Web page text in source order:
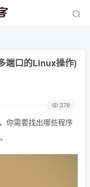
端口的Linux操作)
378
你需要找出哪些程序